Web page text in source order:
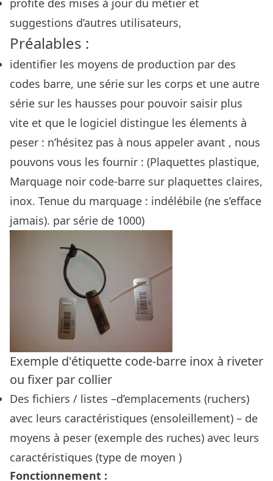
profite des mises à jour du métier et
suggestions d’autres utilisateurs,
Préalables :
identifier les moyens de production par des
codes barre, une série sur les corps et une autre
série sur les hausses pour pouvoir saisir plus
vite et que le logiciel distingue les élements à
peser : n’hésitez pas à nous appeler avant , nous
pouvons vous les fournir : (Plaquettes plastique,
Marquage noir code-barre sur plaquettes claires,
inox. Tenue du marquage : indélébile (ne s’efface
jamais). par série de 1000)
Exemple d'étiquette code-barre inox à riveter
ou fixer par collier
Des fichiers / listes –d’emplacements (ruchers)
avec leurs caractéristiques (ensoleillement) – de
moyens à peser (exemple des ruches) avec leurs
caractéristiques (type de moyen )
Fonctionnement :